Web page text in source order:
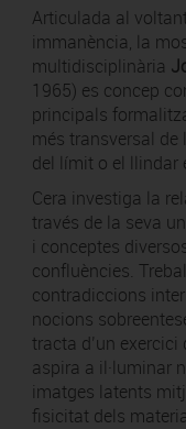
Articulada al
immanència, la
multidisciplinària
1965) es concep
principals
més transversal de
del límit o el llindar
Cera investiga la
través de la seva
i conceptes
confluències.
contradiccions
nocions
tracta d’un
aspira a il·luminar
imatges latents
fisicitat dels